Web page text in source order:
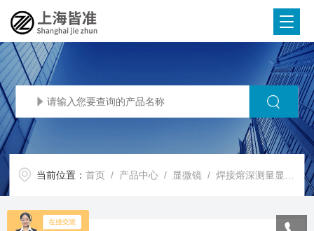
当前位置：首页 / 产品中心 / 显微镜 /焊接熔深测量显微镜